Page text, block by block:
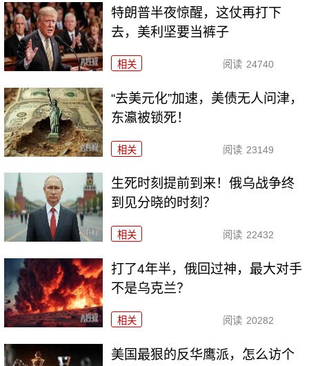
特朗普半夜惊醒，这仗再打下
去，美利坚要当裤子
相关 阅读 24740
“去美元化”加速，美债无人问津，
东瀛被锁死！
相关 阅读 23149
生死时刻提前到来！俄乌战争终
到见分晓的时刻？
相关 阅读 22432
打了4年半，俄回过神，最大对手
不是乌克兰？
相关 阅读 20282
美国最狠的反华鹰派，怎么访个